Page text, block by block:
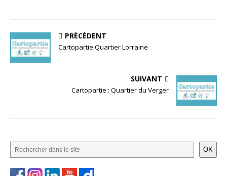
PRÉCÉDENT
Cartopartie Quartier Lorraine
SUIVANT
Cartopartie : Quartier du Verger
OK